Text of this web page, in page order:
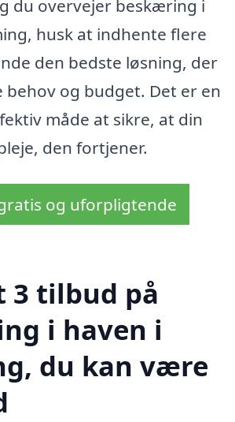
du overvejer beskæring i
husk at indhente flere
den bedste løsning, der
behov og budget. Det er en
måde at sikre, at din
den fortjener.
og uforpligtende
3 tilbud på
i haven i
du kan være